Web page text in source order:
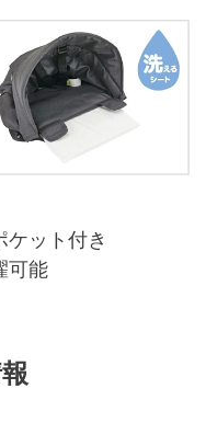
ケット付き
可能